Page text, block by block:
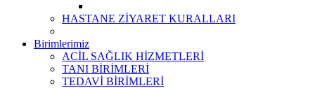
HASTANE ZİYARET KURALLARI
Birimlerimiz
ACİL SAĞLIK HİZMETLERİ
TANI BİRİMLERİ
TEDAVİ BİRİMLERİ